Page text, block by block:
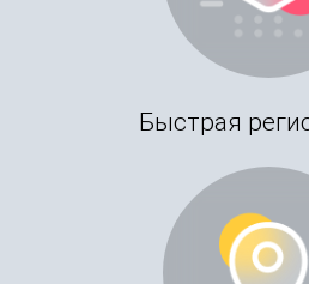
Быстрая